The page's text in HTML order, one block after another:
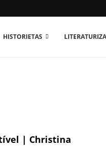
HISTORIETAS
| Christina